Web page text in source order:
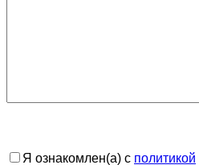
Я ознакомлен(а) с политикой